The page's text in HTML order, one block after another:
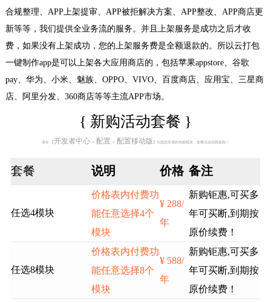
合规整理、APP上架提审、APP被拒解决方案、APP整改、APP商店更
新等等，我们提供全业务流的服务。并且上架服务是成功之后才收
费，如果没有上架成功，您的上架服务费是全额退款的。所以云打包
一键制作app是可以上架各大应用商店的，包括苹果appstore、谷歌
pay、华为、小米、魅族、OPPO、VIVO、百度商店、应用宝、三星商
店、阿里分发、360商店等等主流APP市场。
{ 新购活动套餐 }
请在 【开发者中心 - 配置 - 配置移动版 】勾选您所需的功能模块，套餐活动仅限新购！
套餐 说明 价格 备注
任选4模块
价格表内付费功
能任意选择4个
模块
¥ 288/
年
新购钜惠,可买多
年可买断,到期按
原价续费！
任选8模块
价格表内付费功
能任意选择8个
模块
¥ 588/
年
新购钜惠,可买多
年可买断,到期按
原价续费！